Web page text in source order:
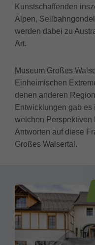
Kunstschaffenden
Alpen,
werden dabei zu
Art.
Museum Großes
Einheimischen
denen anderen
Entwicklungen gab
welchen Perspektiven
Antworten auf diese
Großes Walsertal.